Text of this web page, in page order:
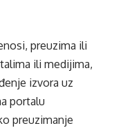
preuzima ili
ili medijima,
izvora uz
portalu
preuzimanje